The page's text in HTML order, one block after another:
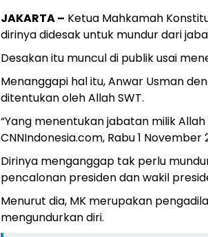
JAKARTA – Ketua Mahkamah
dirinya didesak untuk mundur dari
Desakan itu muncul di publik usai
Menanggapi hal itu, Anwar Usman
ditentukan oleh Allah SWT.
“Yang menentukan jabatan milik
CNNIndonesia.com, Rabu 1 November
Dirinya menganggap tak perlu
pencalonan presiden dan wakil
Menurut dia, MK merupakan
mengundurkan diri.